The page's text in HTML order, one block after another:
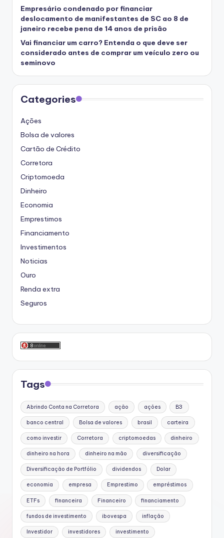
Empresário condenado por financiar
deslocamento de manifestantes de SC ao 8 de
janeiro recebe pena de 14 anos de prisão
Vai financiar um carro? Entenda o que deve ser
considerado antes de comprar um veículo zero ou
seminovo
Categories
Ações
Bolsa de valores
Cartão de Crédito
Corretora
Criptomoeda
Dinheiro
Economia
Emprestimos
Financiamento
Investimentos
Noticias
Ouro
Renda extra
Seguros
Tags
Abrindo Conta na Corretora ação ações B3
banco central Bolsa de valores brasil carteira
como investir Corretora criptomoedas dinheiro
dinheiro na hora dinheiro na mão diversificação
Diversificação de Portfólio dividendos Dolar
economia empresa Emprestimo empréstimos
ETFs financeira Financeiro financiamento
fundos de investimento ibovespa inflação
Investidor investidores investimento